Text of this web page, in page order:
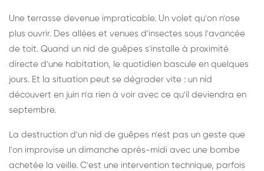
Une terrasse devenue impraticable. Un volet qu'on n'ose
plus ouvrir. Des allées et venues d'insectes sous l'avancée
de toit. Quand un nid de guêpes s'installe à proximité
directe d'une habitation, le quotidien bascule en quelques
jours. Et la situation peut se dégrader vite : un nid
découvert en juin n'a rien à voir avec ce qu'il deviendra en
septembre.
La destruction d'un nid de guêpes n'est pas un geste que
l'on improvise un dimanche après-midi avec une bombe
achetée la veille. C'est une intervention technique, parfois